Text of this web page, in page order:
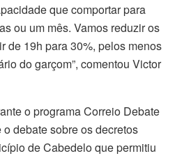
que comportar para
ou um mês. Vamos reduzir os
de 19h para 30%, pelos menos
do garçom”, comentou Victor
o programa Correio Debate
debate sobre os decretos
de Cabedelo que permitiu